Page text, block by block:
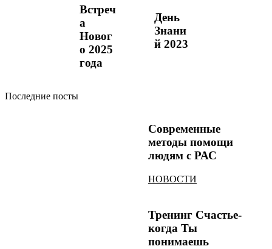
Встреч
а
Новог
о 2025
года
День
Знани
й 2023
Последние посты
Современные
методы помощи
людям с РАС
НОВОСТИ
Тренинг Счастье-
когда Ты
понимаешь